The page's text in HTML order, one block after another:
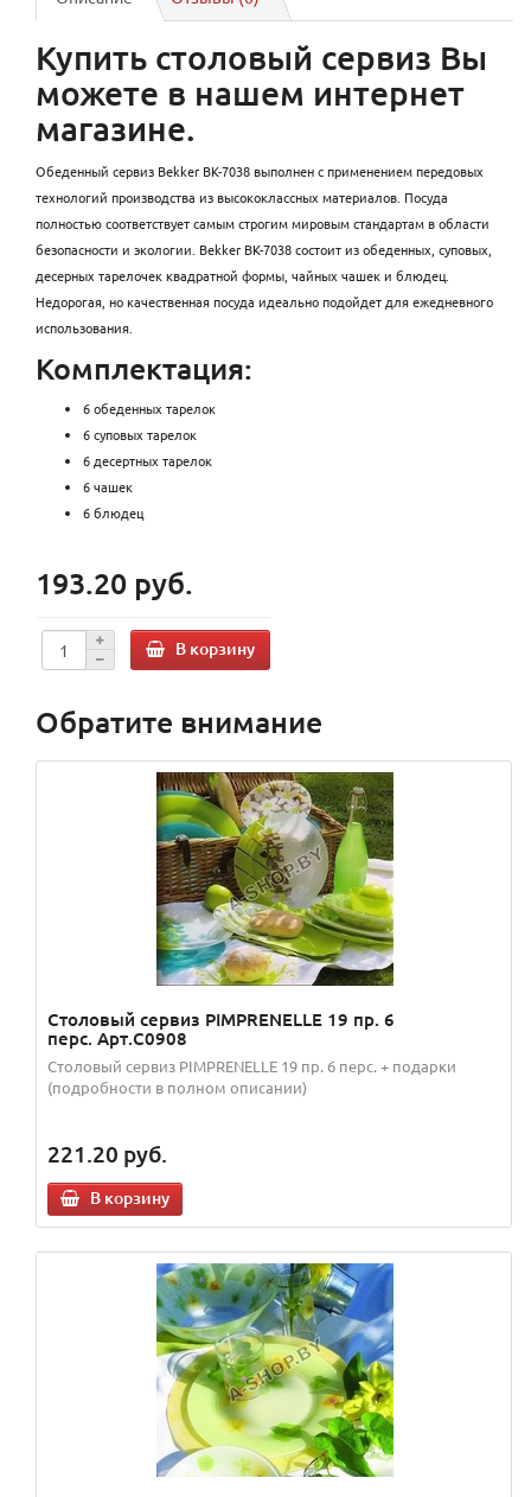
Купить столовый сервиз Вы
можете в нашем интернет
магазине.
Обеденный сервиз Bekker BK-7038 выполнен с применением передовых
технологий производства из высококлассных материалов. Посуда
полностью соответствует самым строгим мировым стандартам в области
безопасности и экологии. Bekker BK-7038 состоит из обеденных, суповых,
десерных тарелочек квадратной формы, чайных чашек и блюдец.
Недорогая, но качественная посуда идеально подойдет для ежедневного
использования.
Комплектация:
6 обеденных тарелок
6 суповых тарелок
6 десертных тарелок
6 чашек
6 блюдец
193.20 руб.
В корзину
Обратите внимание
Столовый сервиз PIMPRENELLE 19 пр. 6
перс. Арт.C0908
Столовый сервиз PIMPRENELLE 19 пр. 6 перс. + подарки
(подробности в полном описании)
221.20 руб.
В корзину